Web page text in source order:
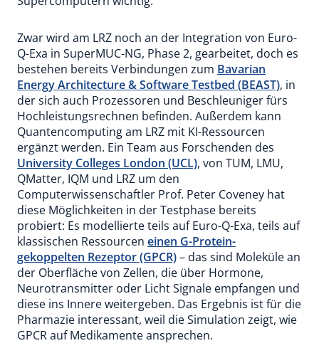
Zwar wird am LRZ noch an der Integration von Euro-
Q-Exa in SuperMUC-NG, Phase 2, gearbeitet, doch es
bestehen bereits Verbindungen zum Bavarian
Energy Architecture & Software Testbed (BEAST), in
der sich auch Prozessoren und Beschleuniger fürs
Hochleistungsrechnen befinden. Außerdem kann
Quantencomputing am LRZ mit KI-Ressourcen
ergänzt werden. Ein Team aus Forschenden des
University Colleges London (UCL), von TUM, LMU,
QMatter, IQM und LRZ um den
Computerwissenschaftler Prof. Peter Coveney hat
diese Möglichkeiten in der Testphase bereits
probiert: Es modellierte teils auf Euro-Q-Exa, teils auf
klassischen Ressourcen einen G-Protein-
gekoppelten Rezeptor (GPCR)– das sind Moleküle an
der Oberfläche von Zellen, die über Hormone,
Neurotransmitter oder Licht Signale empfangen und
diese ins Innere weitergeben. Das Ergebnis ist für die
Pharmazie interessant, weil die Simulation zeigt, wie
GPCR auf Medikamente ansprechen.